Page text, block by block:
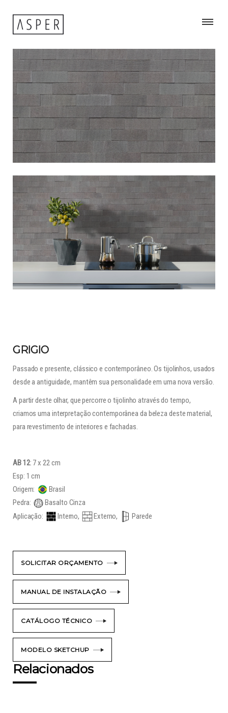
GRIGIO
Passado e presente, clássico e contemporâneo. Os tijolinhos, usados
desde a antiguidade, mantêm sua personalidade em uma nova versão.
A partir deste olhar, que percorre o tijolinho através do tempo,
criamos uma interpretação contemporânea da beleza deste material,
para revestimento de interiores e fachadas.
AB 12: 7 x 22 cm
Esp: 1 cm
Origem:
Brasil
Pedra:
Basalto Cinza
Aplicação:
Interno, Externo, Parede
SOLICITAR ORÇAMENTO
MANUAL DE INSTALAÇÃO
CATÁLOGO TÉCNICO
MODELO SKETCHUP
Relacionados